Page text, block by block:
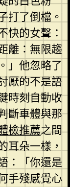
打了倒檔。
快的女聲：
離：無限趨
」他忽略了
厭的不是語
時刻自動收
斷車體與那
檢推薦之間
耳朵一樣，
：「你還是
手殘感覺心